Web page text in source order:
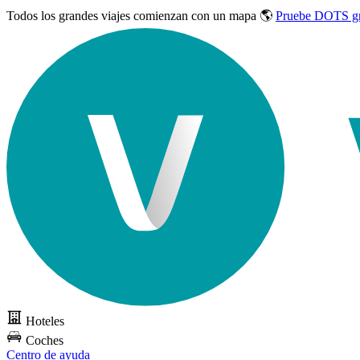
Todos los grandes viajes comienzan con un mapa 🌎 Pruebe DOTS
Hoteles
Coches
Centro de ayuda